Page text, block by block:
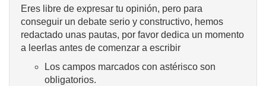
Eres libre de expresar tu opinión, pero para
conseguir un debate serio y constructivo, hemos
redactado unas pautas, por favor dedica un momento
a leerlas antes de comenzar a escribir
Los campos marcados con astérisco son
obligatorios.